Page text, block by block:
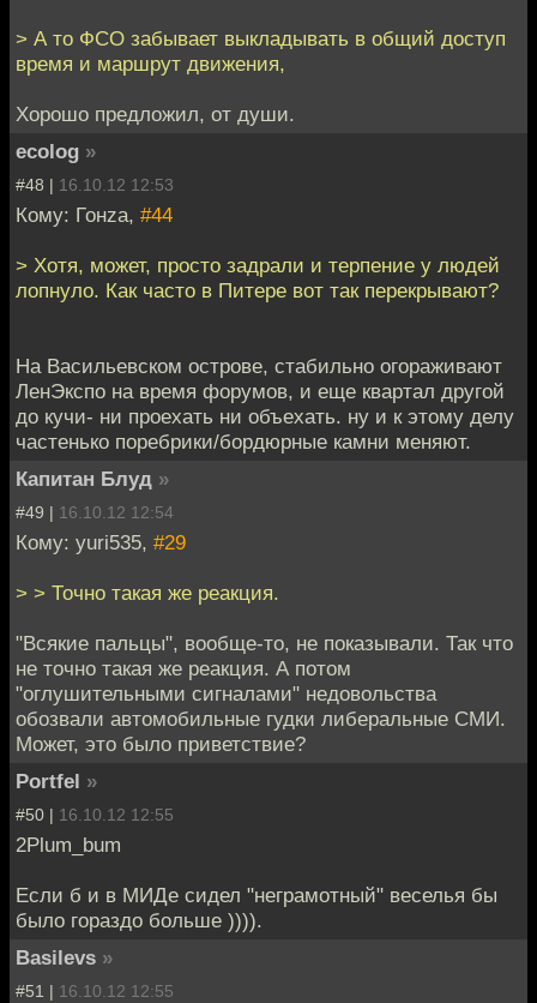
> А то ФСО забывает выкладывать в общий доступ
время и маршрут движения,
Хорошо предложил, от души.
ecolog »
#48 | 16.10.12 12:53
Кому: Гонzа, #44
> Хотя, может, просто задрали и терпение у людей
лопнуло. Как часто в Питере вот так перекрывают?
На Васильевском острове, стабильно огораживают
ЛенЭкспо на время форумов, и еще квартал другой
до кучи- ни проехать ни объехать. ну и к этому делу
частенько поребрики/бордюрные камни меняют.
Капитан Блуд »
#49 | 16.10.12 12:54
Кому: yuri535, #29
> > Точно такая же реакция.
"Всякие пальцы", вообще-то, не показывали. Так что
не точно такая же реакция. А потом
"оглушительными сигналами" недовольства
обозвали автомобильные гудки либеральные СМИ.
Может, это было приветствие?
Portfel »
#50 | 16.10.12 12:55
2Plum_bum
Если б и в МИДе сидел "неграмотный" веселья бы
было гораздо больше )))).
Basilevs »
#51 | 16.10.12 12:55